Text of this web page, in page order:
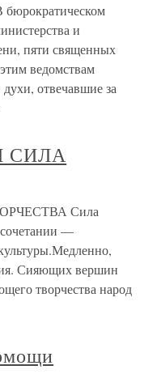
и
пяти священных
ведомствам
отвечавшие за
СИЛА
Сила
сочетании —
Сияющих вершин
творчества народ